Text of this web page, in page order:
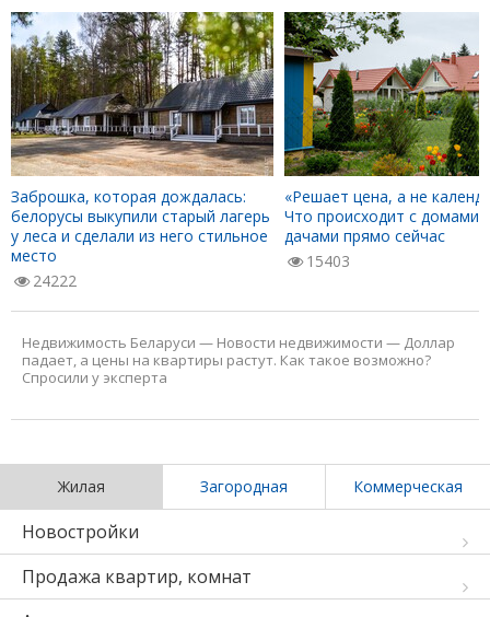
Заброшка, которая дождалась:
белорусы выкупили старый лагерь
у леса и сделали из него стильное
место
24222
«Решает цена, а не
Что происходит с домами
дачами прямо сейчас
15403
Недвижимость Беларуси — Новости недвижимости — Доллар
падает, а цены на квартиры растут. Как такое возможно?
Спросили у эксперта
Жилая Загородная Коммерческая
Новостройки
Продажа квартир, комнат